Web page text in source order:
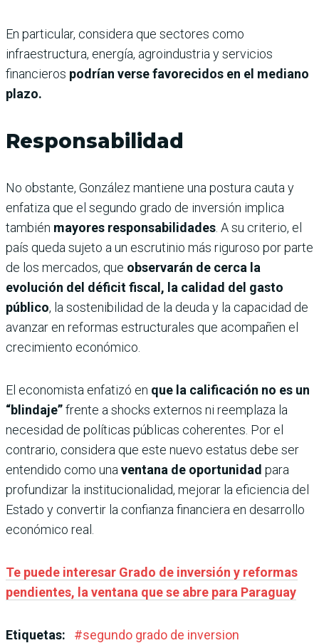
En particular, considera que sectores como
infraestructura, energía, agroindustria y servicios
financieros podrían verse favorecidos en el mediano
plazo.
Responsabilidad
No obstante, González mantiene una postura cauta y
enfatiza que el segundo grado de inversión implica
también mayores responsabilidades . A su criterio, el
país queda sujeto a un escrutinio más riguroso por parte
de los mercados, que observarán de cerca la
evolución del déficit fiscal, la calidad del gasto
público, la sostenibilidad de la deuda y la capacidad de
avanzar en reformas estructurales que acompañen el
crecimiento económico.
El economista enfatizó en que la calificación no es un
“blindaje”frente a shocks externos ni reemplaza la
necesidad de políticas públicas coherentes. Por el
contrario, considera que este nuevo estatus debe ser
entendido como una ventana de oportunidad para
profundizar la institucionalidad, mejorar la eficiencia del
Estado y convertir la confianza financiera en desarrollo
económico real.
Te puede interesar Grado de inversión y reformas
pendientes, la ventana que se abre para Paraguay
Etiquetas: #segundo grado de inversion